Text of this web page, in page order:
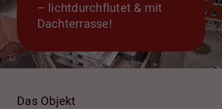
– lichtdurchflutet & mit
Dachterrasse!
Das Objekt